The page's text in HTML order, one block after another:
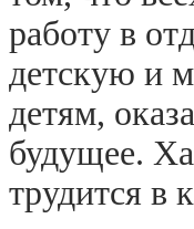
работу в
детскую и
детям,
будущее.
трудится в